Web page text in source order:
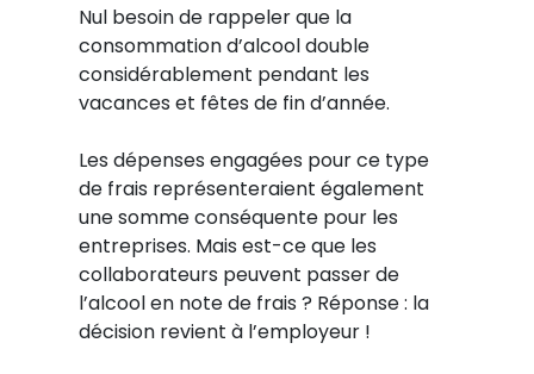
Nul besoin de rappeler que la
consommation d’alcool double
considérablement pendant les
vacances et fêtes de fin d’année.
Les dépenses engagées pour ce type
de frais représenteraient également
une somme conséquente pour les
entreprises. Mais est-ce que les
collaborateurs peuvent passer de
l’alcool en note de frais ? Réponse : la
décision revient à l’employeur !